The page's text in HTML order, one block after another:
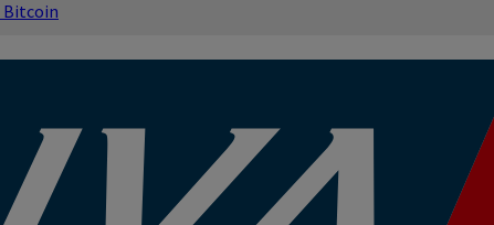
Bitcoin